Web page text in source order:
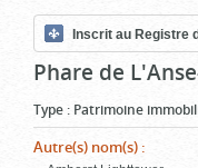
Inscrit au Registre
Phare de
Type : Patrimoine
Autre(s) nom(s) :